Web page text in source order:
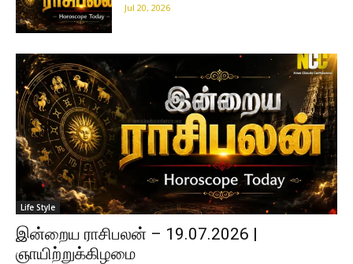
Jul 20, 2026
Life Style
இன்றைய ராசிபலன் – 19.07.2026 |
ஞாயிற்றுக்கிழமை